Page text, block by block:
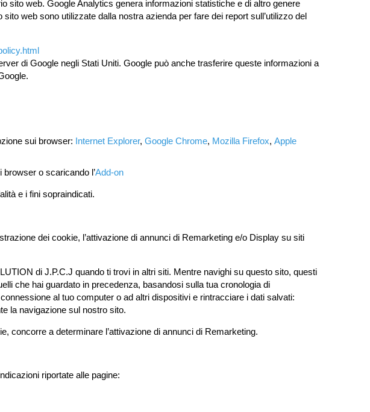
sito web. Google Analytics genera informazioni statistiche e di altro genere
web sono utilizzate dalla nostra azienda per fare dei report sull’utilizzo del
di Google negli Stati Uniti. Google può anche trasferire queste informazioni a
sui browser: Internet Explorer, Google Chrome, Mozilla Firefox, Apple
o scaricando l’Add-on
e i fini sopraindicati.
dei cookie, l’attivazione di annunci di Remarketing e/o Display su siti
di J.P.C.J quando ti trovi in altri siti. Mentre navighi su questo sito, questi
che hai guardato in precedenza, basandosi sulla tua cronologia di
al tuo computer o ad altri dispositivi e rintracciare i dati salvati:
la navigazione sul nostro sito.
concorre a determinare l’attivazione di annunci di Remarketing.
riportate alle pagine: